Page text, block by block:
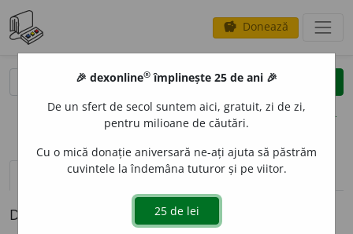
savings Donează
clear
opțiuni
definiții (1)
Definiția cu ID-ul 244811:
🎉 dexonline® împlinește 25 de ani 🎉
De un sfert de secol suntem aici, gratuit, zi de zi,
pentru milioane de căutări.
Cu o mică donație aniversară ne-ați ajuta să păstrăm
cuvintele la îndemâna tuturor și pe viitor.